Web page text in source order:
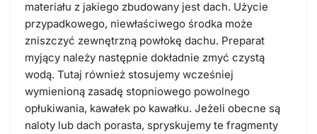
materiału z jakiego zbudowany jest dach. Użycie
przypadkowego, niewłaściwego środka może
zniszczyć zewnętrzną powłokę dachu. Preparat
myjący należy następnie dokładnie zmyć czystą
wodą. Tutaj również stosujemy wcześniej
wymienioną zasadę stopniowego powolnego
opłukiwania, kawałek po kawałku. Jeżeli obecne są
naloty lub dach porasta, spryskujemy te fragmenty